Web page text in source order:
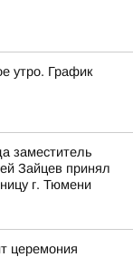
утро. График
заместитель
Зайцев принял
г. Тюмени
церемония